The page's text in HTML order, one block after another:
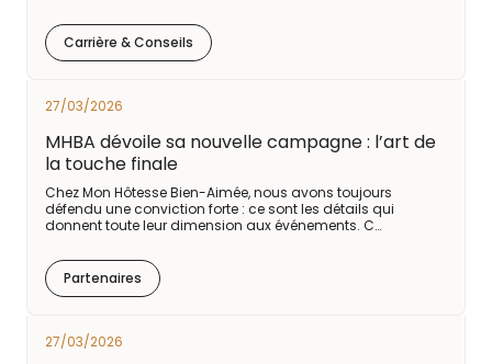
Carrière & Conseils
27/03/2026
MHBA dévoile sa nouvelle campagne : l’art de
la touche finale
Chez Mon Hôtesse Bien-Aimée, nous avons toujours
défendu une conviction forte : ce sont les détails qui
donnent toute leur dimension aux événements. C…
Partenaires
27/03/2026